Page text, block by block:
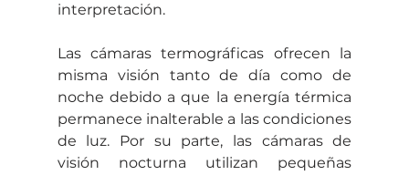
interpretación.
Las cámaras termográficas ofrecen la
misma visión tanto de día como de
noche debido a que la energía térmica
permanece inalterable a las condiciones
de luz. Por su parte, las cámaras de
visión nocturna utilizan pequeñas